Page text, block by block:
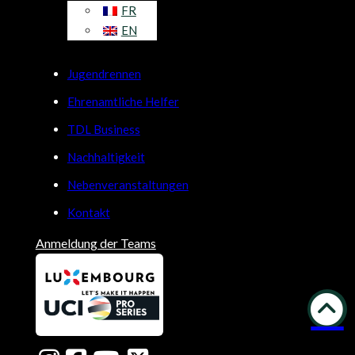
FR
EN
Jugendrennen
Ehrenamtliche Helfer
TDL Business
Nachhaltigkeit
Nebenveranstaltungen
Kontakt
Anmeldung der Teams